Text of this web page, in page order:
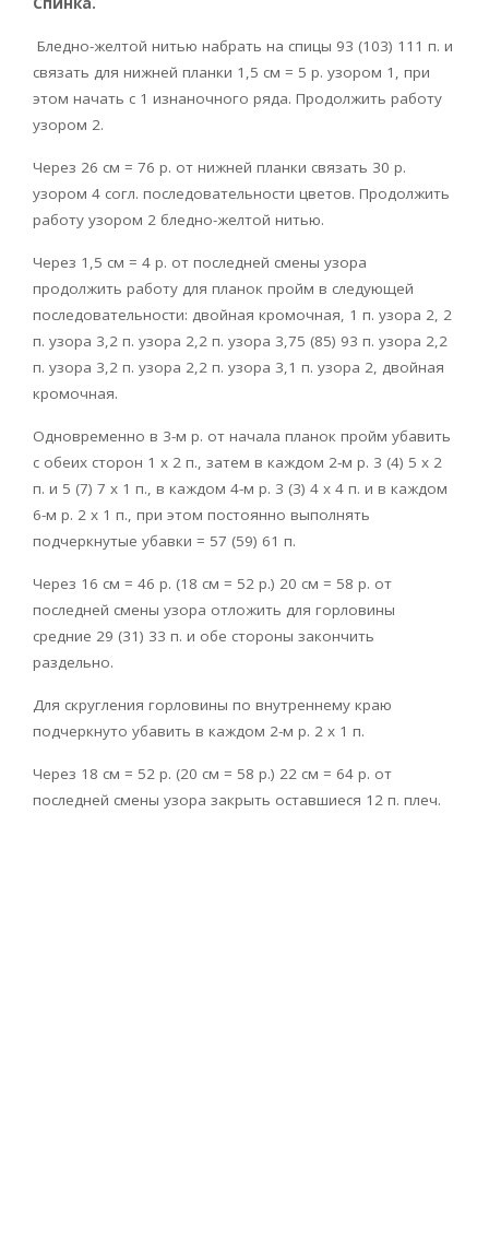
Бледно-желтой нитью набрать на спицы 93 (103) 111 п. и
связать для нижней планки 1,5 см = 5 р. узором 1, при
этом начать с 1 изнаночного ряда. Продолжить работу
узором 2.
Через 26 см = 76 р. от нижней планки связать 30 р.
узором 4 согл. последовательности цветов. Продолжить
работу узором 2 бледно-желтой нитью.
Через 1,5 см = 4 р. от последней смены узора
продолжить работу для планок пройм в следующей
последовательности: двойная кромочная, 1 п. узора 2, 2
п. узора 3,2 п. узора 2,2 п. узора 3,75 (85) 93 п. узора 2,2
п. узора 3,2 п. узора 2,2 п. узора 3,1 п. узора 2, двойная
кромочная.
Одновременно в 3-м р. от начала планок пройм убавить
с обеих сторон 1 х 2 п., затем в каждом 2-м р. 3 (4) 5 х 2
п. и 5 (7) 7 х 1 п., в каждом 4-м р. 3 (3) 4 х 4 п. и в каждом
6-м р. 2 х 1 п., при этом постоянно выполнять
подчеркнутые убавки = 57 (59) 61 п.
Через 16 см = 46 р. (18 см = 52 р.) 20 см = 58 р. от
последней смены узора отложить для горловины
средние 29 (31) 33 п. и обе стороны закончить
раздельно.
Для скругления горловины по внутреннему краю
подчеркнуто убавить в каждом 2-м р. 2 х 1 п.
Через 18 см = 52 р. (20 см = 58 р.) 22 см = 64 р. от
последней смены узора закрыть оставшиеся 12 п. плеч.